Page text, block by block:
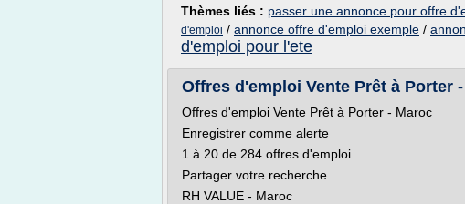
Thèmes liés : passer une annonce pour offre
d'emploi / annonce offre d'emploi exemple /
d'emploi pour l'ete
Offres d'emploi Vente Prêt à Porter
Offres d'emploi Vente Prêt à Porter - Maroc
Enregistrer comme alerte
1 à 20 de 284 offres d'emploi
Partager votre recherche
RH VALUE - Maroc